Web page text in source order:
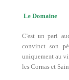
Le Domaine
C'est un pari
convinct son
uniquement au
les Cornas et